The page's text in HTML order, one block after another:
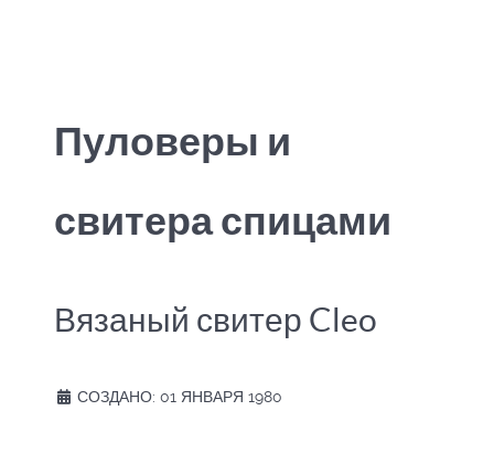
Пуловеры и
свитера спицами
Вязаный свитер Cleo
СОЗДАНО: 01 ЯНВАРЯ 1980